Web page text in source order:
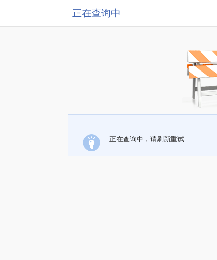
正在查询中
正在查询中，请刷新重试